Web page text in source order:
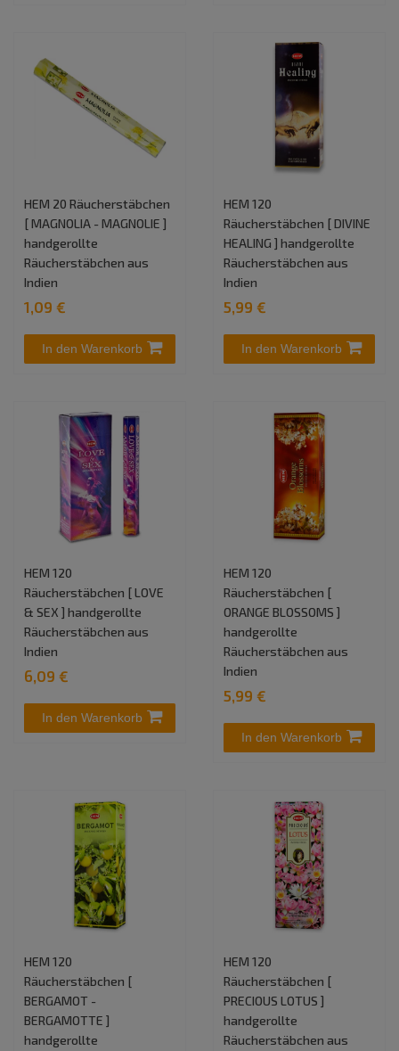
HEM 20 Räucherstäbchen
[ MAGNOLIA - MAGNOLIE ]
handgerollte
Räucherstäbchen aus
Indien
1,09 €
In den Warenkorb
HEM 120
Räucherstäbchen [ DIVINE
HEALING ] handgerollte
Räucherstäbchen aus
Indien
5,99 €
In den Warenkorb
HEM 120
Räucherstäbchen [ LOVE
& SEX ] handgerollte
Räucherstäbchen aus
Indien
6,09 €
In den Warenkorb
HEM 120
Räucherstäbchen [
ORANGE BLOSSOMS ]
handgerollte
Räucherstäbchen aus
Indien
5,99 €
In den Warenkorb
HEM 120
Räucherstäbchen [
BERGAMOT -
BERGAMOTTE ]
handgerollte
HEM 120
Räucherstäbchen [
PRECIOUS LOTUS ]
handgerollte
Räucherstäbchen aus